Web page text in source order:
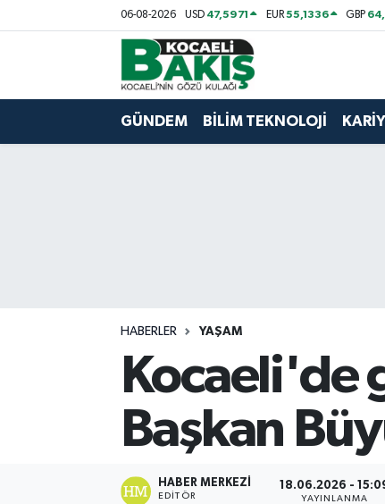
06-08-2026 USD 47,5971 EUR55,1336 GBP
GÜNDEM BİLİM TEKNOLOJİ
HABERLER YAŞAM
Kocaeli'de
Başkan
HABER MERKEZI
EDITÖR
18.06.2026 -
YAYINLANMA
Kocaeli Nöbetçi Eczaneler
Kocaeli Hava Durumu